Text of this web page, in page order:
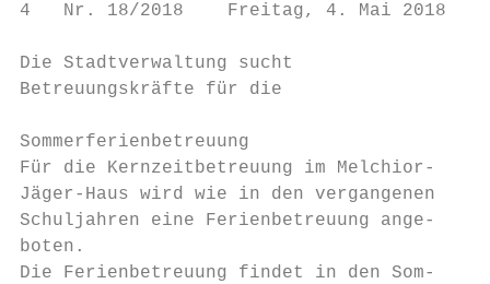
4   Nr. 18/2018    Freitag, 4. Mai
Die Stadtverwaltung sucht
Betreuungskräfte für die
Sommerferienbetreuung
Für die Kernzeitbetreuung im Melchior-
Jäger-Haus wird wie in den vergangenen
Schuljahren eine Ferienbetreuung ange-
boten.                                      Die
Die Ferienbetreuung findet in den Som-